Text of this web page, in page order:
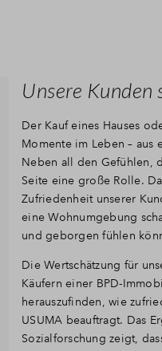
Unsere Kunden
Der Kauf eines Hauses
Momente im Leben – aus
Neben all den Gefühlen,
Seite eine große Rolle.
Zufriedenheit unserer
eine Wohnumgebung
und geborgen fühlen
Die Wertschätzung für
Käufern einer BPD-
herauszufinden, wie
USUMA beauftragt. Das
Sozialforschung zeigt,